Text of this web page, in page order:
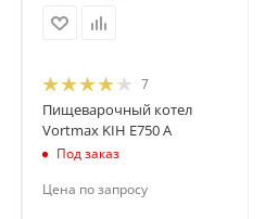
7
Пищеварочный котел
Vortmax KIH E750 A
Под заказ
Цена по запросу